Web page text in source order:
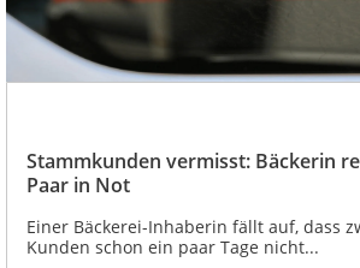
Stammkunden vermisst: Bäckerin
Paar in Not
Einer Bäckerei-Inhaberin fällt auf, dass
Kunden schon ein paar Tage nicht...